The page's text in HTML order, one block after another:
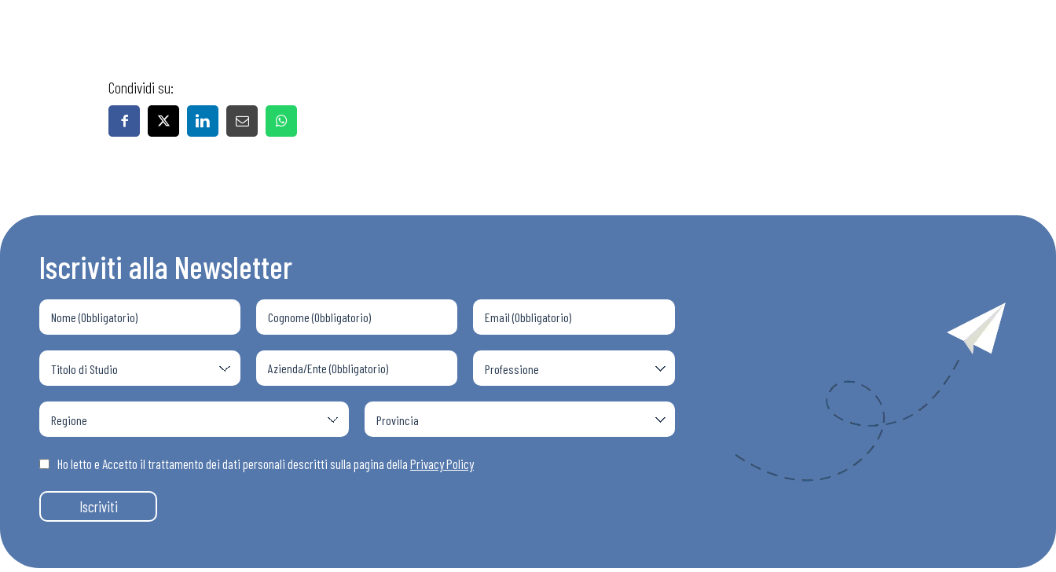
Bollettini ADAPT
Osservatori
Eventi
Chi Siamo
Condividi su:
Iscriviti alla Newsletter
Ho letto e Accetto il trattamento dei dati personali descritti sulla pagina della Privacy Policy
Iscriviti